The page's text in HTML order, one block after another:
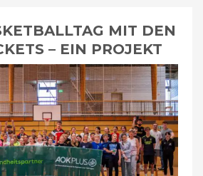
MIT DEN
– EIN PROJEKT
SCHÜLER